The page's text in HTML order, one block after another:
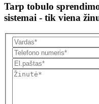
Tarp tobulo
sistemai - tik viena